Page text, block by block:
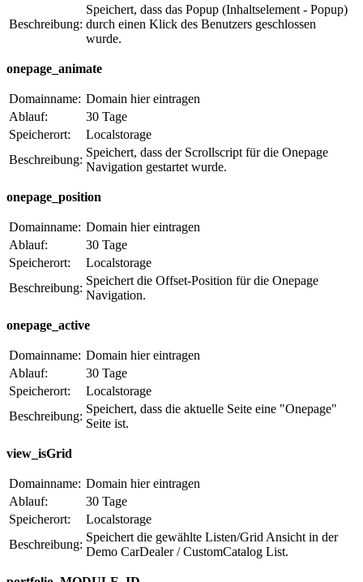
Beschreibung:
Speichert, dass das Popup (Inhaltselement - Popup)
durch einen Klick des Benutzers geschlossen
wurde.
onepage_animate
Domainname: Domain hier eintragen
Ablauf:
30 Tage
Speicherort:
Localstorage
Beschreibung:
Speichert, dass der Scrollscript für die Onepage
Navigation gestartet wurde.
onepage_position
Domainname: Domain hier eintragen
Ablauf:
30 Tage
Speicherort:
Localstorage
Beschreibung:
Speichert die Offset-Position für die Onepage
Navigation.
onepage_active
Domainname: Domain hier eintragen
Ablauf:
30 Tage
Speicherort:
Localstorage
Beschreibung:
Speichert, dass die aktuelle Seite eine "Onepage"
Seite ist.
view_isGrid
Domainname: Domain hier eintragen
Ablauf:
30 Tage
Speicherort:
Localstorage
Beschreibung:
Speichert die gewählte Listen/Grid Ansicht in der
Demo CarDealer / CustomCatalog List.